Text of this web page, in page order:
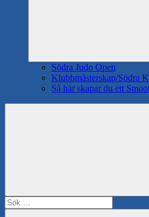
Södra Judo Open
Klubbmästerskap/Södra
Så här skapar du ett
Search
Sök
efter: